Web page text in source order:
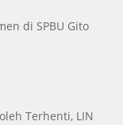
di SPBU Gito
Terhenti, LIN